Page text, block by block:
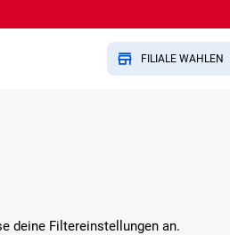
FILIALE WÄHLEN
deine Filtereinstellungen an.